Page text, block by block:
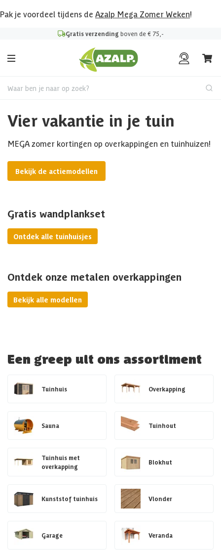
Pak je voordeel tijdens de Azalp Mega Zomer Weken!
Gratis verzending boven de € 75,-
Waar ben je naar op zoek?
Vier vakantie in je tuin
MEGA zomer kortingen op overkappingen en tuinhuizen!
Bekijk de actiemodellen
Gratis wandplankset
Ontdek alle tuinhuisjes
Ontdek onze metalen overkappingen
Bekijk alle modellen
Een greep uit ons assortiment
Tuinhuis Overkapping
Sauna Tuinhout
Tuinhuis met
overkapping
Blokhut
Kunststof tuinhuis Vlonder
Garage Veranda